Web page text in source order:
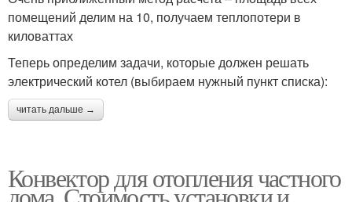
помещений делим на 10, получаем теплопотери в
киловаттах
Теперь определим задачи, которые должен решать
электрический котел (выбираем нужный пункт списка):
читать дальше →
Конвектор для отопления частного